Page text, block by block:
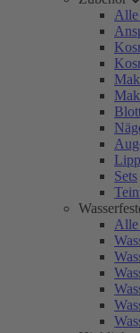
Alle
Sets
Alle